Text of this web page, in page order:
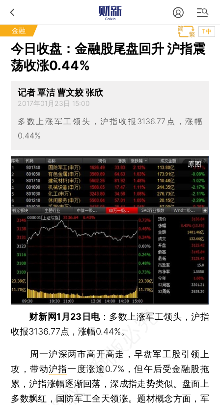
金融 T中
今日收盘：金融股尾盘回升 沪指震
荡收涨0.44%
记者 覃洁 曹文姣 张欣
2017年01月23日 15:00
多数上涨军工领头，沪指收报3136.77点，涨幅
0.44%
原图
财新网1月23日电：多数上涨军工领头，沪指
收报3136.77点，涨幅0.44%。
周一沪深两市高开高走，早盘军工股引领上
攻，带动沪指一度涨逾0.7%，但午后受金融股拖
累，沪指涨幅逐渐回落，深成指走势类似。盘面上
多数飘红，国防军工全天领涨。题材概念方面，军